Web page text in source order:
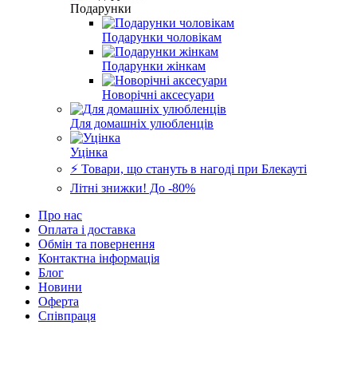
Подарунки
Подарунки чоловікам
Подарунки жінкам
Новорічні аксесуари
Для домашніх улюбленців
Уцінка
⚡️ Товари, що стануть в нагоді при Блекауті
Літні знижки! До -80%
Про нас
Оплата і доставка
Обмін та повернення
Контактна інформація
Блог
Новини
Оферта
Співпраця